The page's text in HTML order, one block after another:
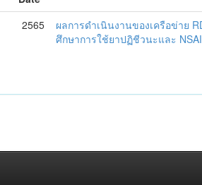
2565
ผลการดำเนินงานของเครือข่าย
ศึกษาการใช้ยาปฏิชีวนะและ